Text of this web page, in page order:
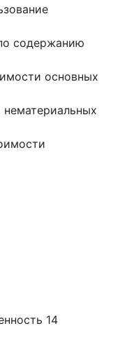
содержанию
основных
14